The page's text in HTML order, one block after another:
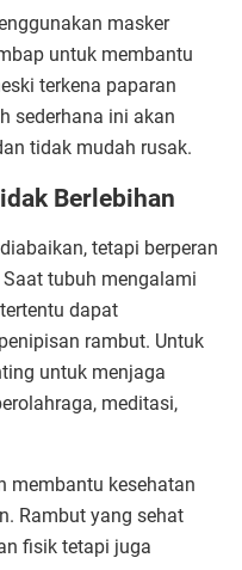
masker
untuk membantu
terkena paparan
sederhana ini akan
tidak mudah rusak.
Berlebihan
tetapi berperan
tubuh mengalami
dapat
rambut. Untuk
untuk menjaga
meditasi,
membantu kesehatan
Rambut yang sehat
fisik tetapi juga